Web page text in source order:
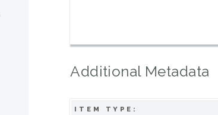
Additional Metadata
ITEM TYPE: